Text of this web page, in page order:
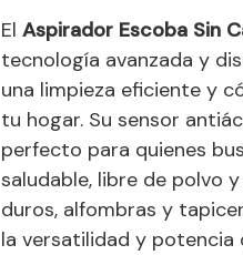
El Aspirador Escoba Sin
tecnología avanzada y
una limpieza eficiente y
tu hogar. Su sensor
perfecto para quienes
saludable, libre de polvo
duros, alfombras y
la versatilidad y potencia